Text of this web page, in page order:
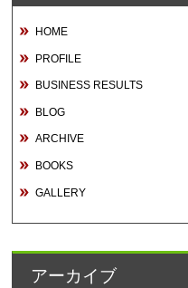
HOME
PROFILE
BUSINESS RESULTS
BLOG
ARCHIVE
BOOKS
GALLERY
アーカイブ